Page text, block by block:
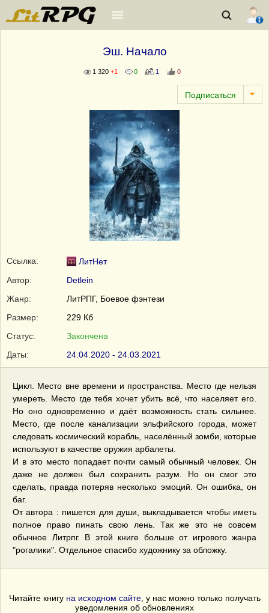
Эш. Начало
1 320 +1 0 1 0
Ссылка:
ЛитНет
Автор:
Detlein
Жанр:
ЛитРПГ, Боевое фэнтези
Размер:
229 Кб
Статус:
Закончена
Даты:
24.04.2020 - 24.03.2021
Цикл. Место вне времени и пространства. Место где нельзя
умереть. Место где тебя хочет убить всё, что населяет его.
Но оно одновременно и даёт возможность стать сильнее.
Место, где после канализации эльфийского города, может
следовать космический корабль, населённый зомби, которые
используют в качестве оружия арбалеты.
И в это место попадает почти самый обычный человек. Он
даже не должен был сохранить разум. Но он смог это
сделать, правда потеряв несколько эмоций. Он ошибка, он
баг.
От автора : пишется для души, выкладывается чтобы иметь
полное право пинать свою лень. Так же это не совсем
обычное Литрпг. В этой книге больше от игрового жанра
"рогалики". Отдельное спасибо художнику за обложку.
Читайте книгу на исходном сайте, у нас можно только получать
уведомления об обновлениях